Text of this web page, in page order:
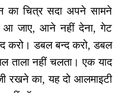
का चित्र सदा अपने सामने
आ जाए, आने नहीं देना, गेट
करो। डबल बन्द करो, डबल
ताला नहीं चलता। एक याद
रखने का, यह दो आलमाइटी